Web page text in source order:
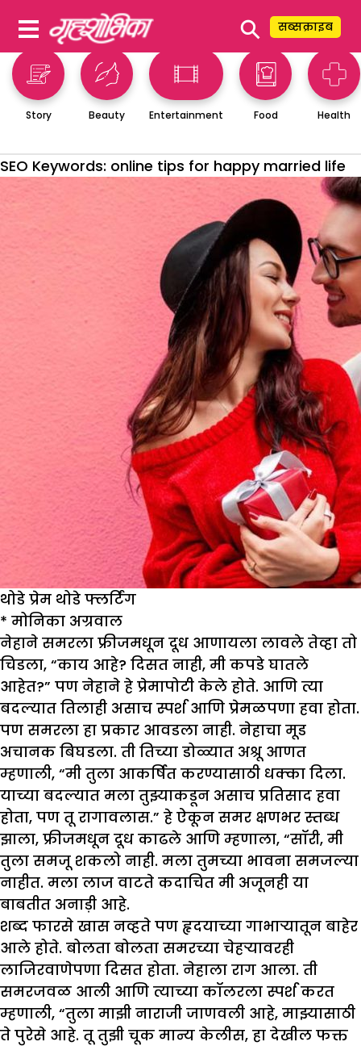
⚲ सब्सक्राइब
Story Beauty Entertainment Food Health
SEO Keywords: online tips for happy married life
थोडे प्रेम थोडे फ्लर्टिंग
* मोनिका अग्रवाल
नेहाने समरला फ्रीजमधून दूध आणायला लावले तेव्हा तो
चिडला, “काय आहे? दिसत नाही, मी कपडे घातले
आहेत?” पण नेहाने हे प्रेमापोटी केले होते. आणि त्या
बदल्यात तिलाही असाच स्पर्श आणि प्रेमळपणा हवा होता.
पण समरला हा प्रकार आवडला नाही. नेहाचा मूड
अचानक बिघडला. ती तिच्या डोळ्यात अश्रू आणत
म्हणाली, “मी तुला आकर्षित करण्यासाठी धक्का दिला.
याच्या बदल्यात मला तुझ्याकडून असाच प्रतिसाद हवा
होता, पण तू रागावलास.” हे ऐकून समर क्षणभर स्तब्ध
झाला, फ्रीजमधून दूध काढले आणि म्हणाला, “सॉरी, मी
तुला समजू शकलो नाही. मला तुमच्या भावना समजल्या
नाहीत. मला लाज वाटते कदाचित मी अजूनही या
बाबतीत अनाड़ी आहे.
शब्द फारसे खास नव्हते पण हृदयाच्या गाभाऱ्यातून बाहेर
आले होते. बोलता बोलता समरच्या चेहऱ्यावरही
लाजिरवाणेपणा दिसत होता. नेहाला राग आला. ती
समरजवळ आली आणि त्याच्या कॉलरला स्पर्श करत
म्हणाली, “तुला माझी नाराजी जाणवली आहे, माझ्यासाठी
ते पुरेसे आहे. तू तुझी चूक मान्य केलीस, हा देखील फक्त